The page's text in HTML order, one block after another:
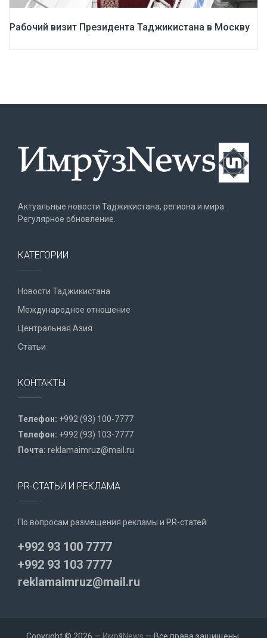
Рабочий визит Президента Таджикистана в Москву
Актуальные новости Таджикистана, региона и мира.
Регулярное обновление.
КАТЕГОРИИ
Новости Таджикистана
Международное отношение
Центральная Азия
Статьи
КОНТАКТЫ
Телефон: +992 (93) 100-7777
Телефон: +992 (93) 103-7777
Почта: reklamaimruz@mail.ru
PR-СТАТЬИ И РЕКЛАМА
По вопросам размещения рекламы и PR-статей:
+992 93 100 7777
+992 93 103 7777
reklamaimruz@mail.ru
Copyright © 2026 — ИмрӯзNews — Все права защищены.